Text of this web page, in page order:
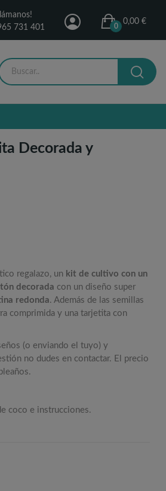
731 401
0,00 €
0
Decorada y
regalazo, un kit de cultivo con un
decorada con un diseño super
redonda. Además de las semillas
comprimida y una tarjetita con
(o enviando el tuyo) y
no dudes en contactar. El precio
coco e instrucciones.